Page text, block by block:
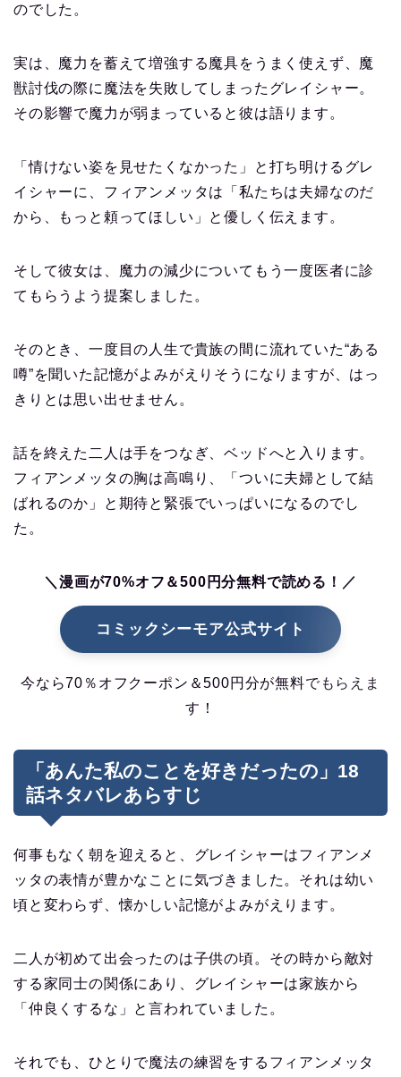
のでした。
実は、魔力を蓄えて増強する魔具をうまく使えず、魔
獣討伐の際に魔法を失敗してしまったグレイシャー。
その影響で魔力が弱まっていると彼は語ります。
「情けない姿を見せたくなかった」と打ち明けるグレ
イシャーに、フィアンメッタは「私たちは夫婦なのだ
から、もっと頼ってほしい」と優しく伝えます。
そして彼女は、魔力の減少についてもう一度医者に診
てもらうよう提案しました。
そのとき、一度目の人生で貴族の間に流れていた“ある
噂”を聞いた記憶がよみがえりそうになりますが、はっ
きりとは思い出せません。
話を終えた二人は手をつなぎ、ベッドへと入ります。
フィアンメッタの胸は高鳴り、「ついに夫婦として結
ばれるのか」と期待と緊張でいっぱいになるのでし
た。
＼漫画が70%オフ＆500円分無料で読める！／
コミックシーモア公式サイト
今なら70％オフクーポン＆500円分が無料でもらえま
す！
「あんた私のことを好きだったの」18
話ネタバレあらすじ
何事もなく朝を迎えると、グレイシャーはフィアンメ
ッタの表情が豊かなことに気づきました。それは幼い
頃と変わらず、懐かしい記憶がよみがえります。
二人が初めて出会ったのは子供の頃。その時から敵対
する家同士の関係にあり、グレイシャーは家族から
「仲良くするな」と言われていました。
それでも、ひとりで魔法の練習をするフィアンメッタ